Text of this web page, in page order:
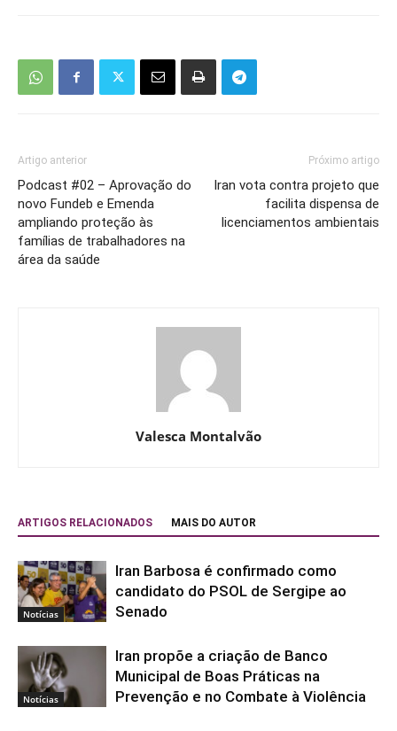
Artigo anterior
Podcast #02 – Aprovação do
novo Fundeb e Emenda
ampliando proteção às
famílias de trabalhadores na
área da saúde
Próximo artigo
Iran vota contra projeto que
facilita dispensa de
licenciamentos ambientais
Valesca Montalvão
ARTIGOS RELACIONADOS MAIS DO AUTOR
Notícias
Iran Barbosa é confirmado como
candidato do PSOL de Sergipe ao
Senado
Notícias
Iran propõe a criação de Banco
Municipal de Boas Práticas na
Prevenção e no Combate à Violência